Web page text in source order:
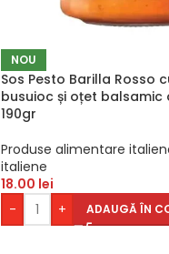
NOU
Sos Pesto Barilla Rosso
busuioc și oțet balsamic
190gr
Produse alimentare
italiene
18.00 lei
-
+ ADAUGĂ ÎN